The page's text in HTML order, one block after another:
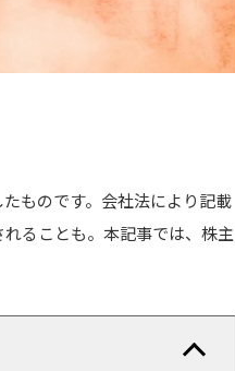
ものです。会社法により記載
ることも。本記事では、株主